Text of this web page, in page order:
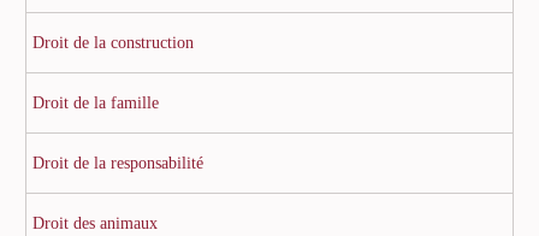
Droit de la construction
Droit de la famille
Droit de la responsabilité
Droit des animaux